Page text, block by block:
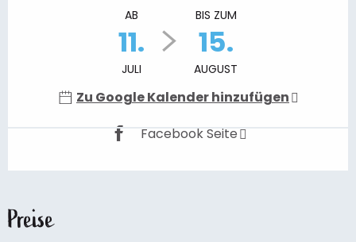
AB
11.
JULI
BIS ZUM
15.
AUGUST
Zu Google Kalender hinzufügen
Facebook Seite
Preise